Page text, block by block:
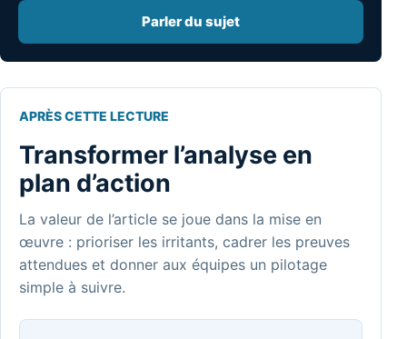
Parler du sujet
APRÈS CETTE LECTURE
Transformer l’analyse en
plan d’action
La valeur de l’article se joue dans la mise en
œuvre : prioriser les irritants, cadrer les preuves
attendues et donner aux équipes un pilotage
simple à suivre.